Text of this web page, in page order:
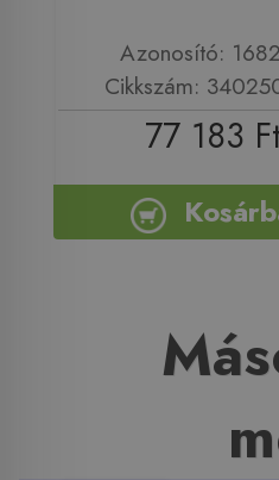
Azonosító:
Cikkszám:
77 183